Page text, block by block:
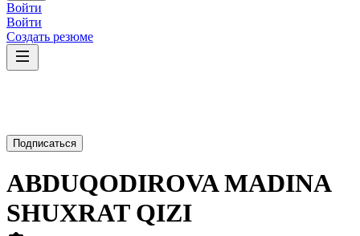
Войти
Войти
Создать резюме
Подписаться
ABDUQODIROVA MADINA
SHUXRAT QIZI